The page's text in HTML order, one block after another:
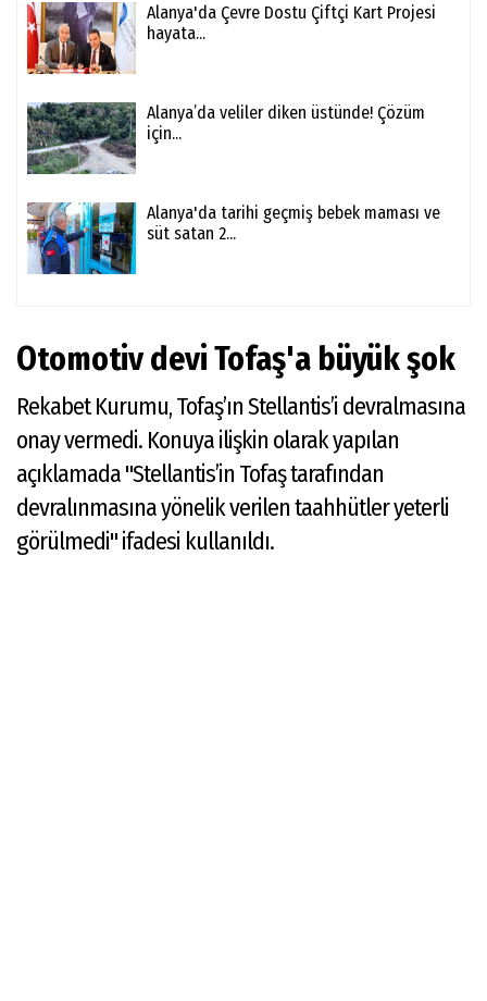
Alanya'da Çevre Dostu Çiftçi Kart Projesi
hayata...
Alanya’da veliler diken üstünde! Çözüm
için...
Alanya'da tarihi geçmiş bebek maması ve
süt satan 2...
Otomotiv devi Tofaş'a büyük şok
Rekabet Kurumu, Tofaş’ın Stellantis’i devralmasına
onay vermedi. Konuya ilişkin olarak yapılan
açıklamada "Stellantis’in Tofaş tarafından
devralınmasına yönelik verilen taahhütler yeterli
görülmedi" ifadesi kullanıldı.